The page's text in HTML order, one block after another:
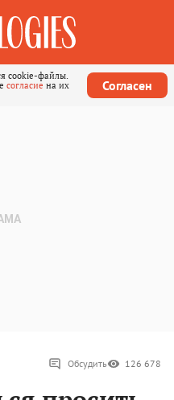
cookie-файлы.
согласие на их
Согласен
Обсудить 126 678